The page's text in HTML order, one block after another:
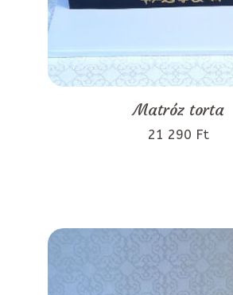
Matróz torta
21 290 Ft